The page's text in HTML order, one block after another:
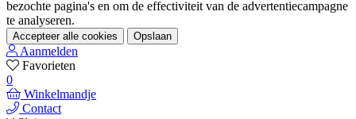
bezochte pagina's en om de effectiviteit van de advertentiecampagne
te analyseren.
Accepteer alle cookies Opslaan
Aanmelden
Favorieten
0
Winkelmandje
Contact